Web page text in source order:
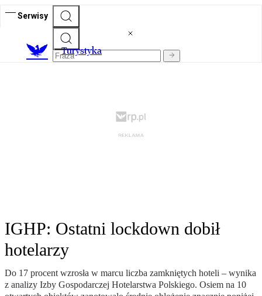
Serwisy
Turystyka
IGHP: Ostatni lockdown dobił
hotelarzy
Do 17 procent wzrosła w marcu liczba zamkniętych hoteli – wynika
z analizy Izby Gospodarczej Hotelarstwa Polskiego. Osiem na 10